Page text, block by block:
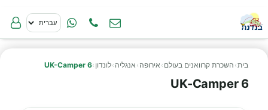
בית› השכרת קרוואנים בעולם › אירופה › אנגליה ›לונדון ›
UK-Camper 6
UK-Camper 6